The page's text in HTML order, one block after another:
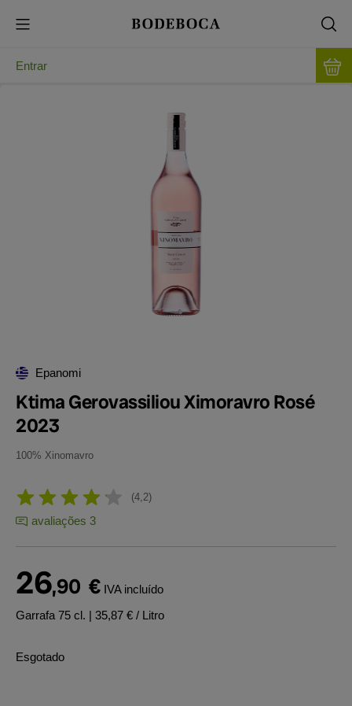
Entrar
Epanomi
Ktima Gerovassiliou Ximoravro Rosé
2023
100% Xinomavro
4,2
avaliações 3
26,90 € IVA incluído
Garrafa 75 cl. | 35,87 € / Litro
Esgotado